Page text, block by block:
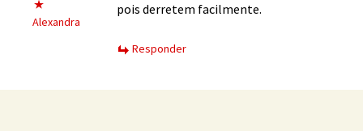
Alexandra
pois derretem facilmente.
Responder